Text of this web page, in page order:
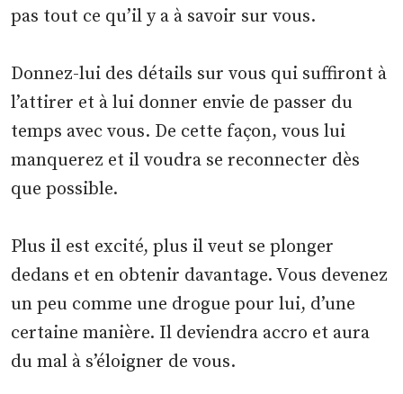
pas tout ce qu’il y a à savoir sur vous.
Donnez-lui des détails sur vous qui suffiront à
l’attirer et à lui donner envie de passer du
temps avec vous. De cette façon, vous lui
manquerez et il voudra se reconnecter dès
que possible.
Plus il est excité, plus il veut se plonger
dedans et en obtenir davantage. Vous devenez
un peu comme une drogue pour lui, d’une
certaine manière. Il deviendra accro et aura
du mal à s’éloigner de vous.